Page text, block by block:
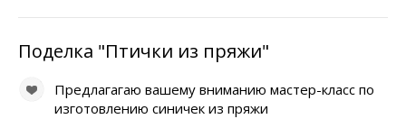
Поделка "Птички из пряжи"
Предлагагаю вашему вниманию мастер-класс по
изготовлению синичек из пряжи